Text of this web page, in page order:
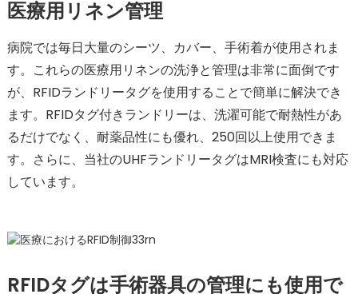
医療用リネン管理
病院では毎日大量のシーツ、カバー、手術着が使用されま
す。これらの医療用リネンの洗浄と管理は非常に面倒です
が、RFIDランドリータグを使用することで簡単に解決でき
ます。RFIDタグ付きランドリーは、洗濯可能で耐熱性があ
るだけでなく、耐薬品性に​​も優れ、250回以上使用できま
す。さらに、当社のUHFランドリータグはMRI検査にも対応
しています。
RFIDタグは手術器具の管理にも使用で